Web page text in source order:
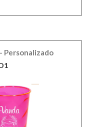
Personalizado